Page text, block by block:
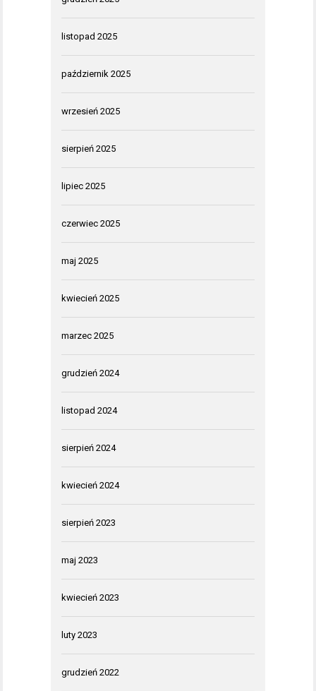
listopad 2025
październik 2025
wrzesień 2025
sierpień 2025
lipiec 2025
czerwiec 2025
maj 2025
kwiecień 2025
marzec 2025
grudzień 2024
listopad 2024
sierpień 2024
kwiecień 2024
sierpień 2023
maj 2023
kwiecień 2023
luty 2023
grudzień 2022